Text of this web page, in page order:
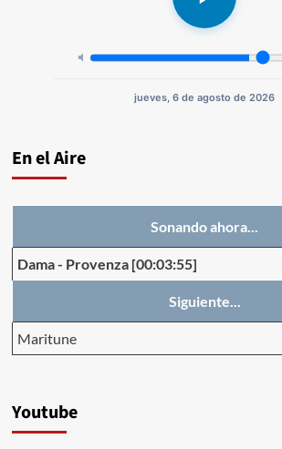
jueves, 6 de agosto de 2026
En el Aire
Sonando ahora...
Dama- Provenza [00:03:55]
Siguiente...
Maritune
Youtube